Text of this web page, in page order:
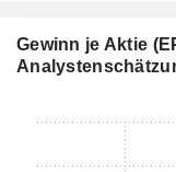
Gewinn je Aktie